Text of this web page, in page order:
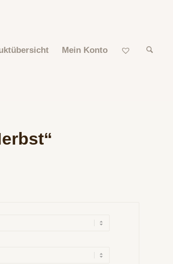
Mein Konto